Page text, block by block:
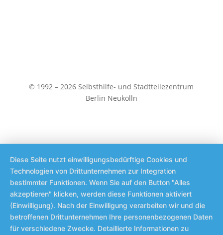
© 1992 – 2026 Selbsthilfe- und Stadtteilezentrum
Berlin Neukölln
Diese Seite nutzt einwilligungsbedürftige Cookies und
Technologien von Drittunternehmen zur Integration
bestimmter Funktionen. Wenn Sie auf den Button "Alles
akzeptieren" klicken, werden diese Funktionen aktiviert
(Einwilligung). Nach der Einwilligung verarbeiten wir und die
betroffenen Drittunternehmen Ihre personenbezogenen Daten
für verschiedene Zwecke. Detaillierte Informationen zu